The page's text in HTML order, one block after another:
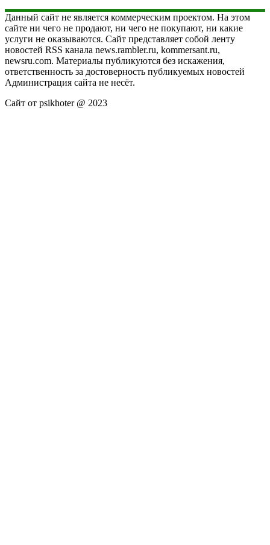
Данный сайт не является коммерческим проектом. На этом
сайте ни чего не продают, ни чего не покупают, ни какие
услуги не оказываются. Сайт представляет собой ленту
новостей RSS канала news.rambler.ru, kommersant.ru,
newsru.com. Материалы публикуются без искажения,
ответственность за достоверность публикуемых новостей
Администрация сайта не несёт.
Сайт от psikhoter @ 2023